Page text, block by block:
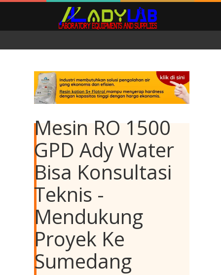
Mesin RO 1500
GPD Ady Water
Bisa Konsultasi
Teknis -
Mendukung
Proyek Ke
Sumedang